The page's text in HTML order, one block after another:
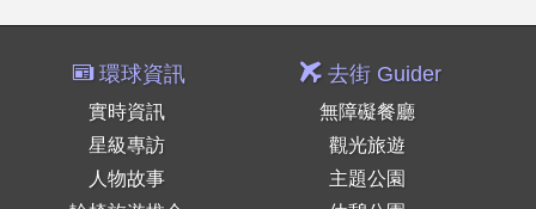
環球資訊
實時資訊
星級專訪
人物故事
去街 Guider
無障礙餐廳
觀光旅遊
主題公園